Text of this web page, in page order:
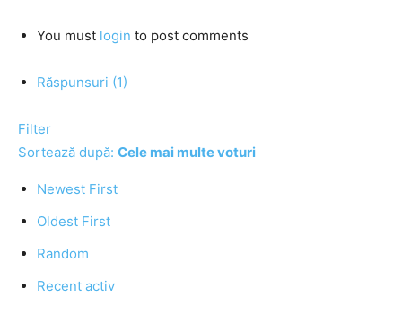
You must login to post comments
Răspunsuri (1)
Filter
Sortează după: Cele mai multe voturi
Newest First
Oldest First
Random
Recent activ